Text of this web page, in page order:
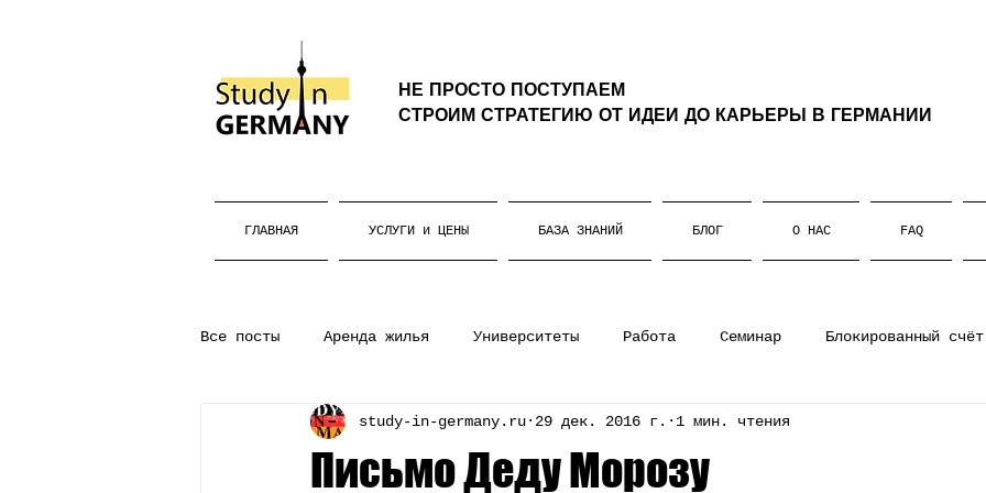
НЕ ПРОСТО ПОСТУПАЕМ
СТРОИМ СТРАТЕГИЮ ОТ ИДЕИ ДО КАРЬЕРЫ В ГЕРМАНИИ
ГЛАВНАЯ УСЛУГИ и ЦЕНЫ БАЗА ЗНАНИЙ БЛОГ О НАС FAQ
Все посты Аренда жилья Университеты Работа Семинар Блокированный счёт
Бакалавриат Жизнь в Германии Штудиенколлег Магистратура
Письмо Деду Морозу
study-in-germany.ru 29 дек. 2016 г. 1 мин. чтения